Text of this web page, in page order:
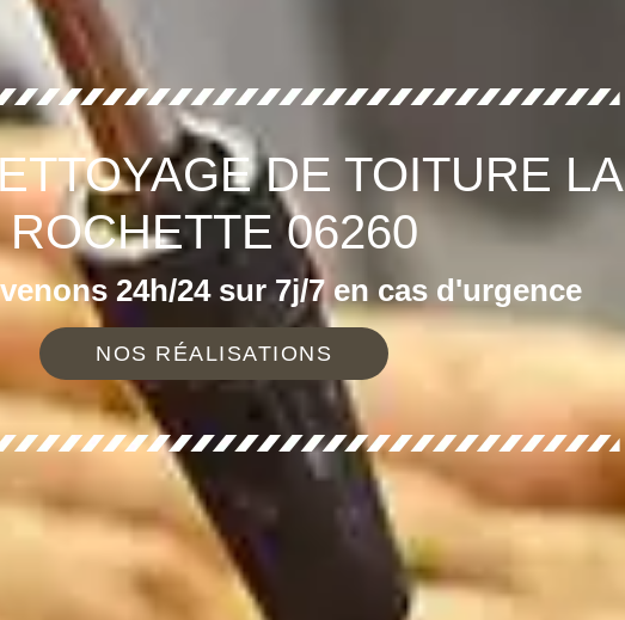
DE TOITURE LA
ROCHETTE 06260
24h/24 sur 7j/7 en cas d'urgence
NOS RÉALISATIONS